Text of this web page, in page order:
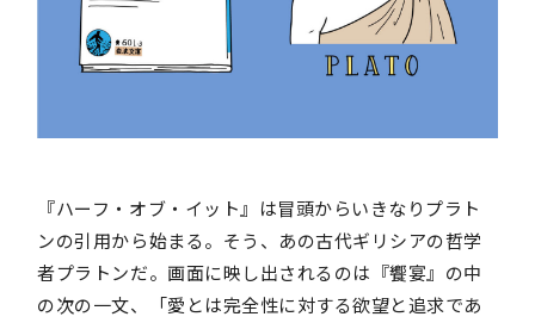
『ハーフ・オブ・イット』は冒頭からいきなりプラト
ンの引用から始まる。そう、あの古代ギリシアの哲学
者プラトンだ。画面に映し出されるのは『饗宴』の中
の次の一文、「愛とは完全性に対する欲望と追求であ